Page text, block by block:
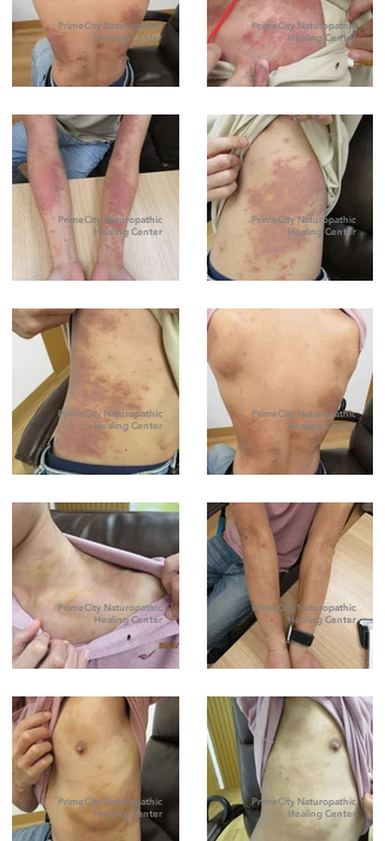
PrimeCity Naturopathic
Healing Center
PrimeCity Naturopathic
Healing Center
PrimeCity Naturopathic
Healing Center
PrimeCity Naturopathic
Healing Center
PrimeCity Naturopathic
Healing Center
PrimeCity Naturopathic
Healing Center
PrimeCity Naturopathic
Healing Center
PrimeCity Naturopathic
Healing Center
PrimeCity Naturopathic
Healing Center
PrimeCity Naturopathic
Healing Center